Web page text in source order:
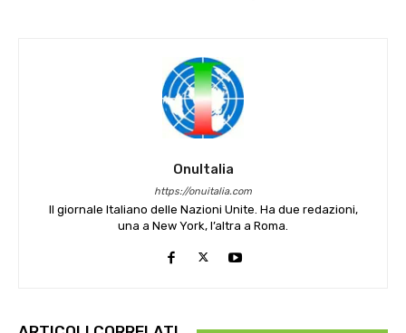
OnuItalia
https://onuitalia.com
Il giornale Italiano delle Nazioni Unite. Ha due redazioni,
una a New York, l’altra a Roma.